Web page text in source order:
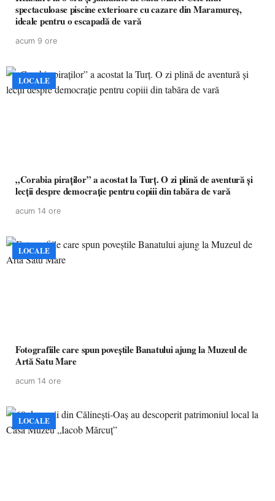
spectaculoase piscine exterioare cu cazare din Maramureș,
ideale pentru o escapadă de vară
acum 9 ore
LOCALE
„Corabia piraților” a acostat la Turț. O zi plină de aventură și
lecții despre democrație pentru copiii din tabăra de vară
acum 14 ore
LOCALE
Fotografiile care spun poveștile Banatului ajung la Muzeul de
Artă Satu Mare
acum 14 ore
LOCALE